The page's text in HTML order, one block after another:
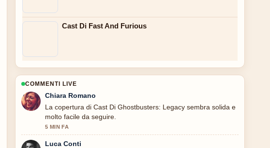
Cast Di Fast And Furious
COMMENTI LIVE
Chiara Romano
La copertura di Cast Di Ghostbusters: Legacy sembra solida e
molto facile da seguire.
5 MIN FA
Luca Conti